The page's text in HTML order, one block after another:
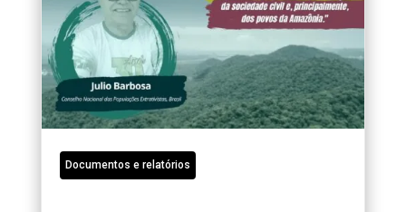
Documentos e relatórios